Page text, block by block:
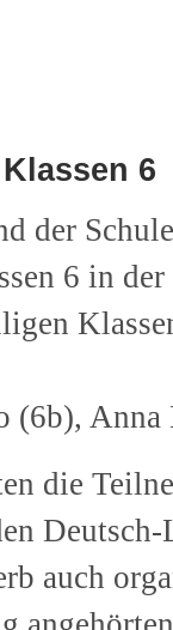
6
der
6 in
(6b),
die
auch